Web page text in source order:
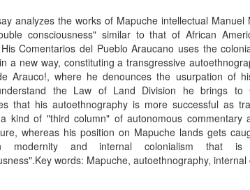
analyzes the works of Mapuche intellectual Manuel
consciousness" similar to that of African
Comentarios del Pueblo Araucano uses the
a new way, constituting a transgressive
Arauco!, where he denounces the usurpation of
the Law of Land Division he brings to
that his autoethnography is more successful as
kind of "third column" of autonomous commentary
whereas his position on Mapuche lands gets
modernity and internal colonialism that
words: Mapuche, autoethnography, internal